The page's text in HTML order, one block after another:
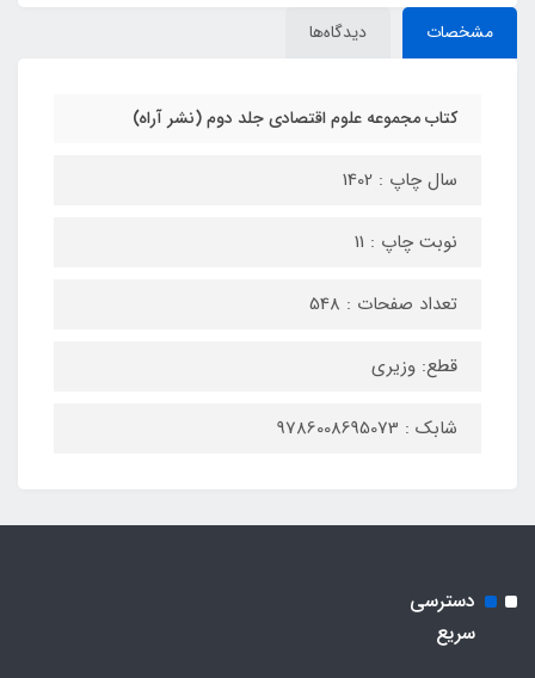
مشخصات دیدگاه‌ها
کتاب مجموعه علوم اقتصادی جلد دوم (نشر آراه)
سال چاپ : 1402
نوبت چاپ : 11
تعداد صفحات : 548
قطع: وزیری
شابک : 9786008695073
دسترسی
سریع